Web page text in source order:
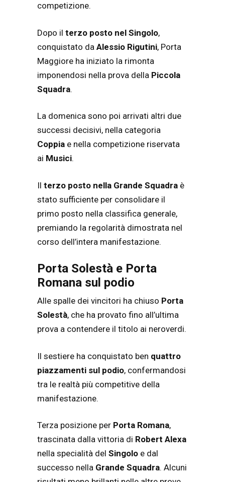
competizione.
Dopo il terzo posto nel Singolo,
conquistato da Alessio Rigutini, Porta
Maggiore ha iniziato la rimonta
imponendosi nella prova della Piccola
Squadra.
La domenica sono poi arrivati altri due
successi decisivi, nella categoria
Coppia e nella competizione riservata
ai Musici.
Il terzo posto nella Grande Squadra è
stato sufficiente per consolidare il
primo posto nella classifica generale,
premiando la regolarità dimostrata nel
corso dell’intera manifestazione.
Porta Solestà e Porta
Romana sul podio
Alle spalle dei vincitori ha chiuso Porta
Solestà, che ha provato fino all’ultima
prova a contendere il titolo ai neroverdi.
Il sestiere ha conquistato ben quattro
piazzamenti sul podio, confermandosi
tra le realtà più competitive della
manifestazione.
Terza posizione per Porta Romana,
trascinata dalla vittoria di Robert Alexa
nella specialità del Singolo e dal
successo nella Grande Squadra. Alcuni